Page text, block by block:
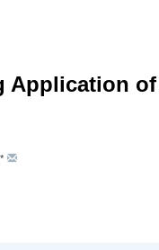
Application of
*